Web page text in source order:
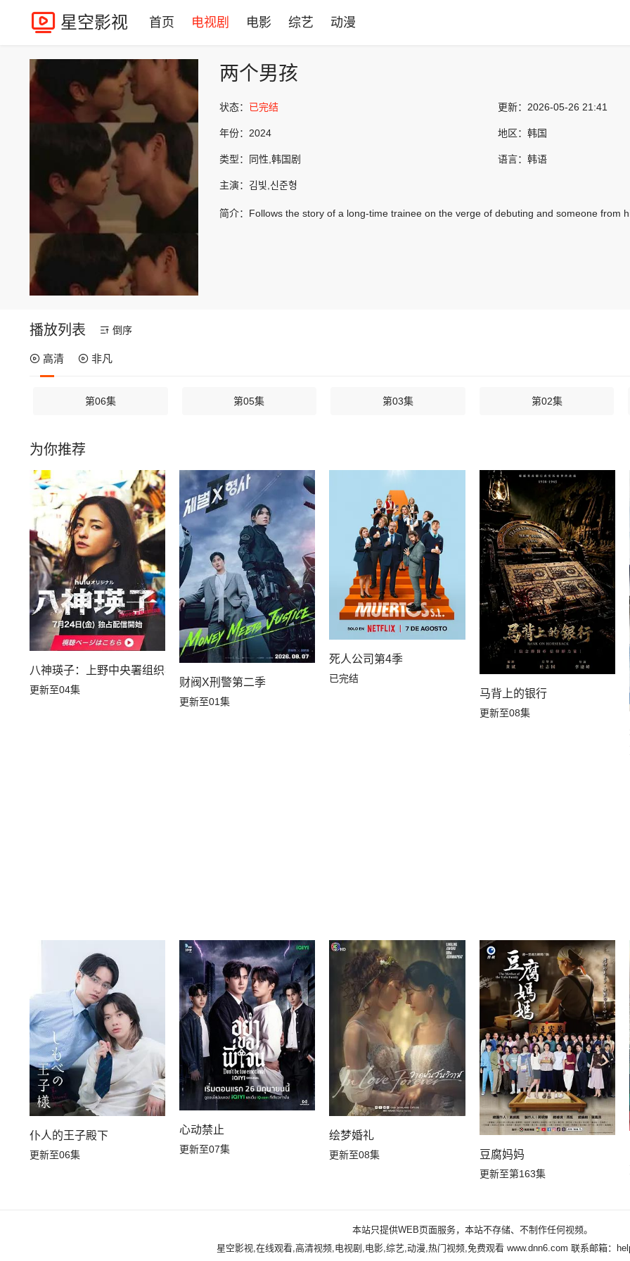
星空影视 首页 电视剧 电影 综艺 动漫
两个男孩
状态： 已完结 更新： 2026-05-26 21:41
年份： 2024 地区： 韩国
类型： 同性,韩国剧 语言： 韩语
主演： 김빛,신준형
简介： Follows the story of a long-time trainee on the verge of debuting and someone from
播放列表 倒序
高清 非凡
第06集 第05集 第03集 第02集
为你推荐
八神瑛子：上野中央署组织犯罪对策课
更新至04集
财阀X刑警第二季
更新至01集
死人公司第4季
已完结
马背上的银行
更新至08集
仆人的王子殿下
更新至06集
心动禁止
更新至07集
绘梦婚礼
更新至08集 豆腐妈妈
更新至第163集
本站只提供WEB页面服务，本站不存储、不制作任何视频。
星空影视,在线观看,高清视频,电视剧,电影,综艺,动漫,热门视频,免费观看 www.dnn6.com 联系邮箱：